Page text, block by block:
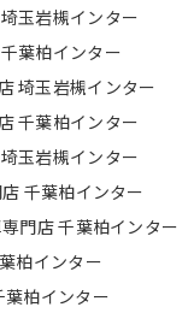
玉岩槻インター
葉柏インター
埼玉岩槻インター
千葉柏インター
玉岩槻インター
千葉柏インター
門店 千葉柏インター
柏インター
葉柏インター